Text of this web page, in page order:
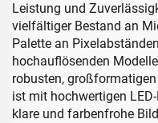
Leistung und
vielfältiger Bestand an
Palette an
hochauflösenden
robusten,
ist mit hochwertigen
klare und farbenfrohe